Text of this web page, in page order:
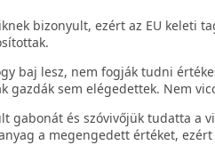
bizonyult, ezért az EU keleti
baj lesz, nem fogják tudni
gazdák sem elégedettek. Nem
gabonát és szóvivőjük tudatta a
a megengedett értéket,